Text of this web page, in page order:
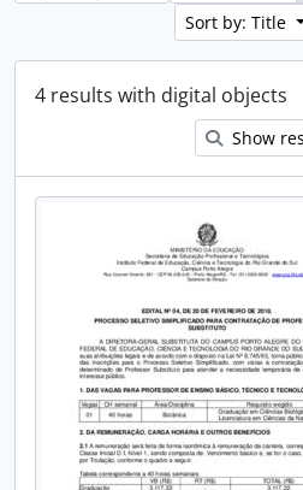
Sort by: Title
4 results with digital objects
Show